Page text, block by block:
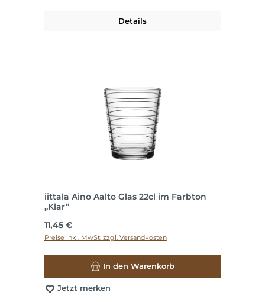
Details
iittala Aino Aalto Glas 22cl im Farbton
„Klar“
Regulärer Preis:
11,45 €
Preise inkl. MwSt. zzgl. Versandkosten
In den Warenkorb
Jetzt merken